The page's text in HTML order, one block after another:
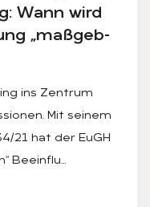
Wann wird
„maß­geb­
ins Zentrum
Mit seinem
21 hat der EuGH
Beeinflu…